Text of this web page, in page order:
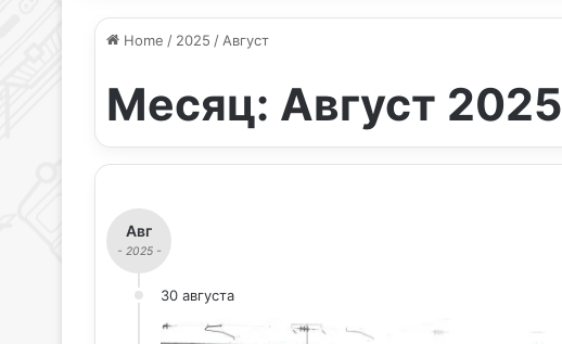
Home / 2025 / Август
Месяц: Август 2025
Авг
- 2025 -
30 августа